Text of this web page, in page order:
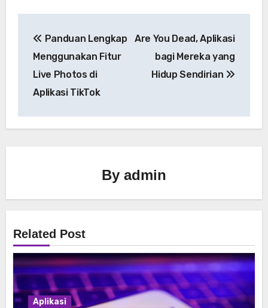
pos
Panduan Lengkap
Menggunakan Fitur
Live Photos di
Aplikasi TikTok
Are You Dead, Aplikasi
bagi Mereka yang
Hidup Sendirian
By admin
Related Post
Aplikasi